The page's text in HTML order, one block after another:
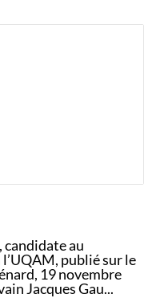
au
publié sur le
19 novembre
Jacques Gau...